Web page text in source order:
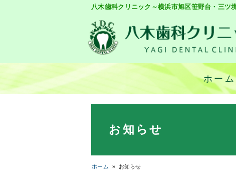
八木歯科クリニック～横浜市旭区笹野台・三ツ
ホーム
お知らせ
ホーム » お知らせ